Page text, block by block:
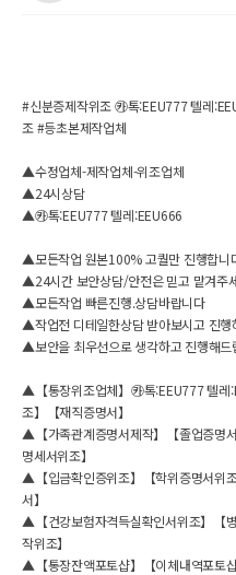
#신분증제작위조 ㉸톡:EEU777 텔레
조 #등초본제작업체
▲수정업체-제작업체-위조업체
▲24시상담
▲㉸톡:EEU777 텔레:EEU666
▲모든작업 원본100% 고퀄만 진행합니
▲24시간 보안상담/안전은 믿고 맡겨주
▲모든작업 빠른진행.상담바랍니다
▲작업전 디테일한상담 받아보시고 진행
▲보안을 최우선으로 생각하고 진행해드
▲【통장위조업체】㉸톡:EEU777 텔레
조】【재직증명서】
▲【가족관계증명서제작】【졸업증명
명세서위조】
▲【입금확인증위조】【학위증명서위
서】
▲【건강보험자격득실확인서위조】【
작위조】
▲【통장잔액포토샵】【이체내역포토